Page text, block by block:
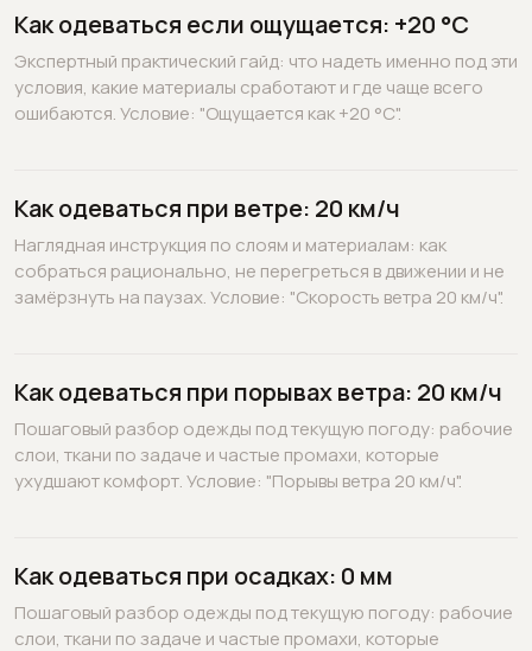
Как одеваться если ощущается: +20 °C
Экспертный практический гайд: что надеть именно под эти
условия, какие материалы сработают и где чаще всего
ошибаются. Условие: "Ощущается как +20 °C".
Как одеваться при ветре: 20 км/ч
Наглядная инструкция по слоям и материалам: как
собраться рационально, не перегреться в движении и не
замёрзнуть на паузах. Условие: "Скорость ветра 20 км/ч".
Как одеваться при порывах ветра: 20 км/ч
Пошаговый разбор одежды под текущую погоду: рабочие
слои, ткани по задаче и частые промахи, которые
ухудшают комфорт. Условие: "Порывы ветра 20 км/ч".
Как одеваться при осадках: 0 мм
Пошаговый разбор одежды под текущую погоду: рабочие
слои, ткани по задаче и частые промахи, которые